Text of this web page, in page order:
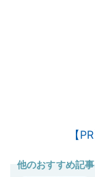
【
他のおすすめ記